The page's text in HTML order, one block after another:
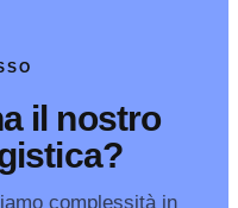
il nostro
complessità in